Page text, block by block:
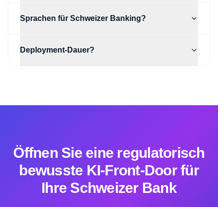
Sprachen für Schweizer Banking?
Deployment-Dauer?
Öffnen Sie eine regulatorisch
bewusste KI-Front-Door für
Ihre Schweizer Bank